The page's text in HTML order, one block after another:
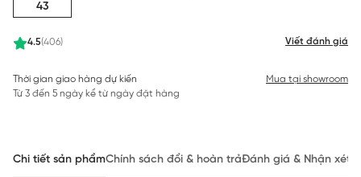
4.5(406) Viết đánh giá
43
Thời gian giao hàng dự kiến
Từ 3 đến 5 ngày kể từ ngày đặt hàng
Mua tại showroom
Chi tiết sản phẩmChính sách đổi & hoàn trảĐánh giá & Nhận xét